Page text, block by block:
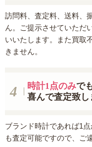
訪問料、査定料、送料、
ん。ご提示させていただ
いいたします。また買取
きません。
時計1点のみで
喜んで査定致し
ブランド時計であれば1
も査定可能ですので、ご